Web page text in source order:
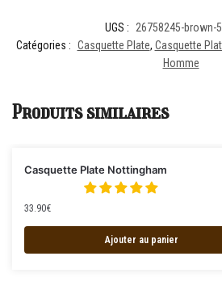
UGS : 26758245-brown-
Catégories : Casquette Plate, Casquette
Homme
Produits similaires
Casquette Plate Nottingham
33.90€
Ajouter au panier